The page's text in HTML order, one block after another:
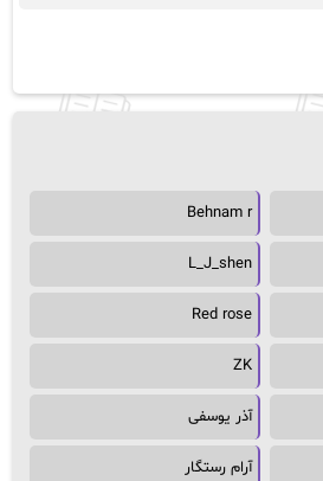
Behnam r
L_J_shen
Red rose
ZK
آذر یوسفی
آرام رستگار